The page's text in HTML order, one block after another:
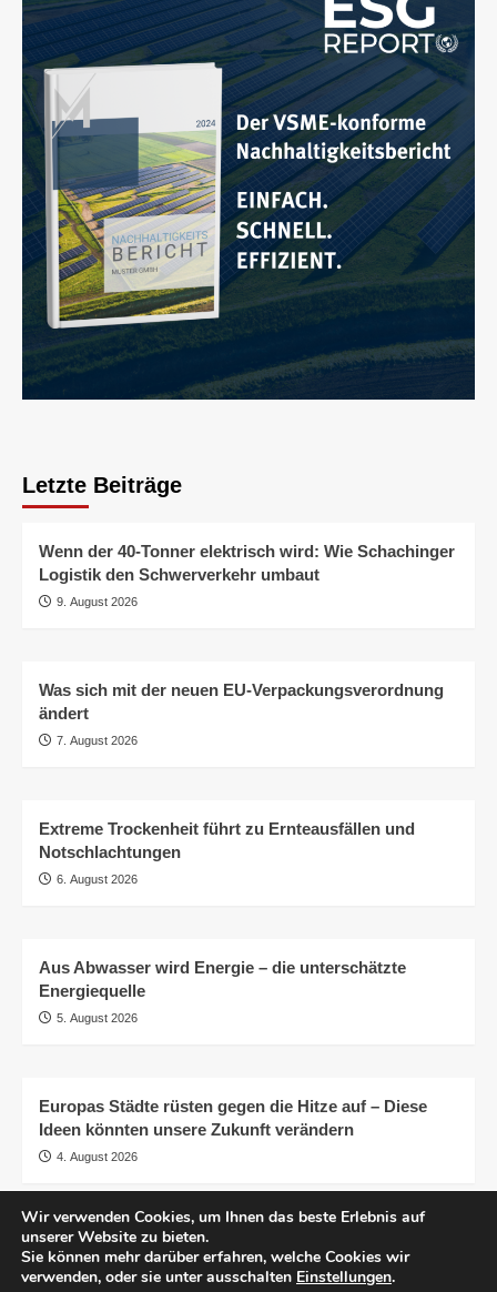
Letzte Beiträge
Wenn der 40-Tonner elektrisch wird: Wie Schachinger
Logistik den Schwerverkehr umbaut
9. August 2026
Was sich mit der neuen EU-Verpackungsverordnung
ändert
7. August 2026
Extreme Trockenheit führt zu Ernteausfällen und
Notschlachtungen
6. August 2026
Aus Abwasser wird Energie – die unterschätzte
Energiequelle
5. August 2026
Europas Städte rüsten gegen die Hitze auf – Diese
Ideen könnten unsere Zukunft verändern
4. August 2026
AGB Impressum
Transparenz
© pro.earth
Wir verwenden Cookies, um Ihnen das beste Erlebnis auf
unserer Website zu bieten.
Sie können mehr darüber erfahren, welche Cookies wir
verwenden, oder sie unter ausschalten Einstellungen.